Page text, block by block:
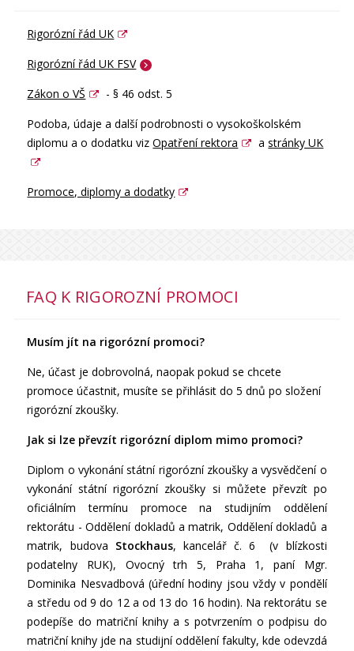
Rigorózní řád UK
Rigorózní řád UK FSV
Zákon o VŠ
- § 46 odst. 5
Podoba, údaje a další podrobnosti o vysokoškolském
diplomu a o dodatku vizOpatření rektora astránky UK
Promoce, diplomy a dodatky
FAQ K RIGOROZNÍ PROMOCI
Musím jít na rigorózní promoci?
Ne, účast je dobrovolná, naopak pokud se chcete
promoce účastnit, musíte se přihlásit do 5 dnů po složení
rigorózní zkoušky.
Jak si lze převzít rigorózní diplom mimo promoci?
Diplom o vykonání státní rigorózní zkoušky a vysvědčení o
vykonání státní rigorózní zkoušky si můžete převzít po
oficiálním termínu promoce na studijním oddělení
rektorátu - Oddělení dokladů a matrik, Oddělení dokladů a
matrik, budova Stockhaus, kancelář č. 6 (v blízkosti
podatelny RUK), Ovocný trh 5, Praha 1, paní Mgr.
Dominika Nesvadbová (úřední hodiny jsou vždy v pondělí
a středu od 9 do 12 a od 13 do 16 hodin). Na rektorátu se
podepíše do matriční knihy a s potvrzením o podpisu do
matriční knihy jde na studijní oddělení fakulty, kde odevzdá